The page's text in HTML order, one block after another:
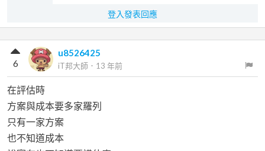
登入發表回應
u8526425
iT邦大師 ． 13 年前
6
在評估時
方案與成本要多家羅列
只有一家方案
也不知道成本